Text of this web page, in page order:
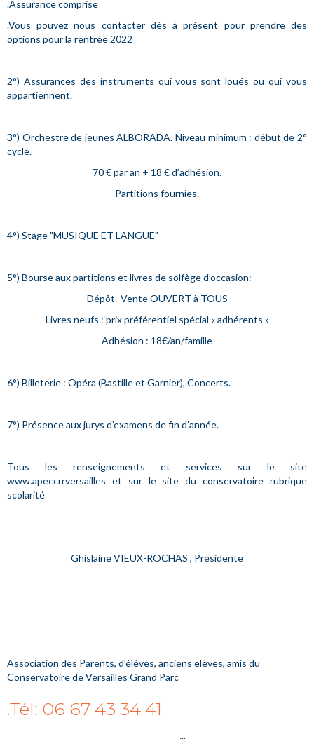
.Assurance comprise
.Vous pouvez nous contacter dès à présent pour prendre des
options pour la rentrée 2022
2°) Assurances des instruments qui vous sont loués ou qui vous
appartiennent.
3°) Orchestre de jeunes ALBORADA. Niveau minimum : début de 2°
cycle.
70 € par an + 18 € d’adhésion.
Partitions fournies.
4°) Stage "MUSIQUE ET LANGUE"
5°) Bourse aux partitions et livres de solfège d’occasion:
Dépôt- Vente OUVERT à TOUS
Livres neufs : prix préférentiel spécial « adhérents »
Adhésion : 18€/an/famille
6°) Billeterie : Opéra (Bastille et Garnier), Concerts.
7°) Présence aux jurys d’examens de fin d’année.
Tous les renseignements et services sur le site
www.apeccrrversailles et sur le site du conservatoire rubrique
scolarité
Ghislaine VIEUX-ROCHAS , Présidente
Association des Parents, d'élèves, anciens elèves, amis du
Conservatoire de Versailles Grand Parc
.Tél: 06 67 43 34 41